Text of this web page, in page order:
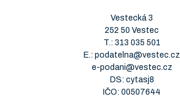
Vestecká 3
252 50 Vestec
T.: 313 035 501
E.: podatelna@vestec.cz
e-podani@vestec.cz
DS: cytasj8
IČO: 00507644